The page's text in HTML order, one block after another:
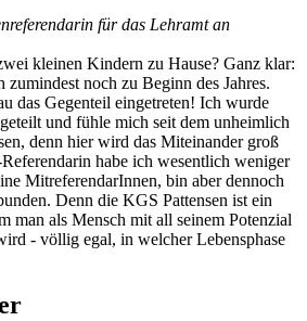
für das Lehramt an
kleinen Kindern zu Hause? Ganz klar:
zumindest noch zu Beginn des Jahres.
das Gegenteil eingetreten! Ich wurde
und fühle mich seit dem unheimlich
denn hier wird das Miteinander groß
habe ich wesentlich weniger
MitreferendarInnen, bin aber dennoch
Denn die KGS Pattensen ist ein
man als Mensch mit all seinem Potenzial
- völlig egal, in welcher Lebensphase